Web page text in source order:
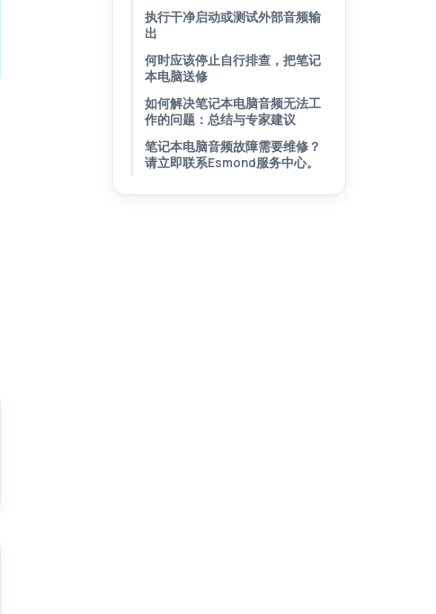
执行干净启动或测试外部音频输
出
何时应该停止自行排查，把笔记
本电脑送修
如何解决笔记本电脑音频无法工
作的问题：总结与专家建议
笔记本电脑音频故障需要维修？
请立即联系Esmond服务中心。